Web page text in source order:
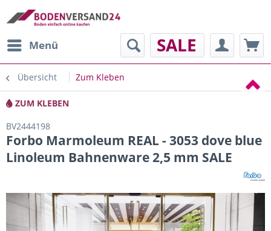
Menü SALE
Übersicht Zum Kleben
ZUM KLEBEN
BV2444198
Forbo Marmoleum REAL - 3053 dove blue
Linoleum Bahnenware 2,5 mm SALE